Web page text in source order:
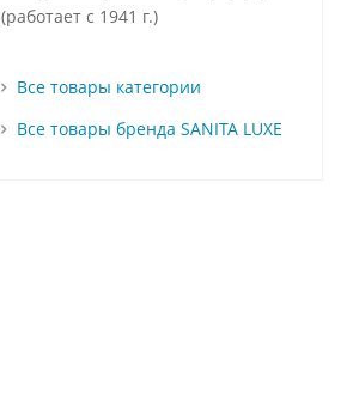
(работает с 1941 г.)
Все товары категории
Все товары бренда SANITA LUXE